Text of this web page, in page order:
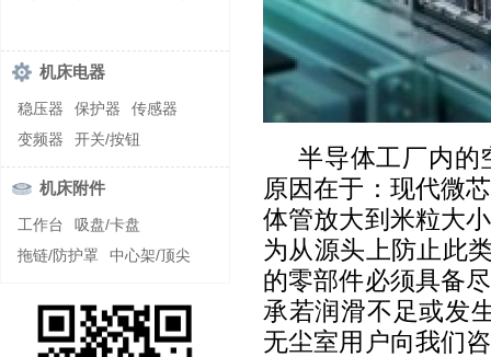
机床电器
稳压器 保护器
传感器
变频器
开关/按钮
机床附件
工作台
吸盘/卡盘
拖链/防护罩
中心架/顶尖
半导体工厂内的
原因在于：现代微
体管放大到米粒大
为从源头上防止此
的零部件必须具备
承若润滑不足或发
无尘室用户向我们